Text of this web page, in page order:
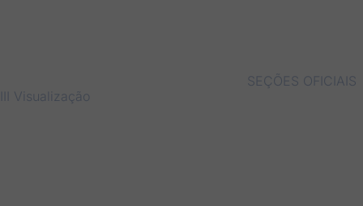
SEÇÕES OFICIAIS
Visualização